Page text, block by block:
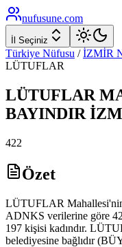
nufusune.com
İl Seçiniz
Türkiye Nüfusu / İZMİR
LÜTUFLAR
LÜTUFLAR
BAYINDIR
422
Özet
LÜTUFLAR
ADNKS verilerine göre
197 kişisi kadındır.
belediyesine bağlıdır